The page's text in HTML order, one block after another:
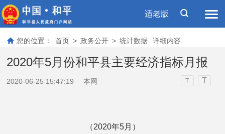
适老版
您的位置： 首页 > 政务公开 > 统计数据 详细内容
2020年5月份和平县主要经济指标月报
2020-06-25 15:47:19 本网 T T
（2020年5月）